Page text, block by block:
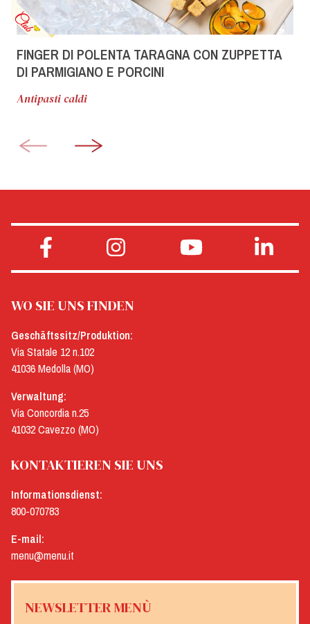
FINGER DI POLENTA TARAGNA CON ZUPPETTA
DI PARMIGIANO E PORCINI
Antipasti caldi
WO SIE UNS FINDEN
Geschäftssitz/Produktion:
Via Statale 12 n.102
41036 Medolla (MO)
Verwaltung:
Via Concordia n.25
41032 Cavezzo (MO)
KONTAKTIEREN SIE UNS
Informationsdienst:
800-070783
E-mail:
menu@menu.it
NEWSLETTER MENÙ